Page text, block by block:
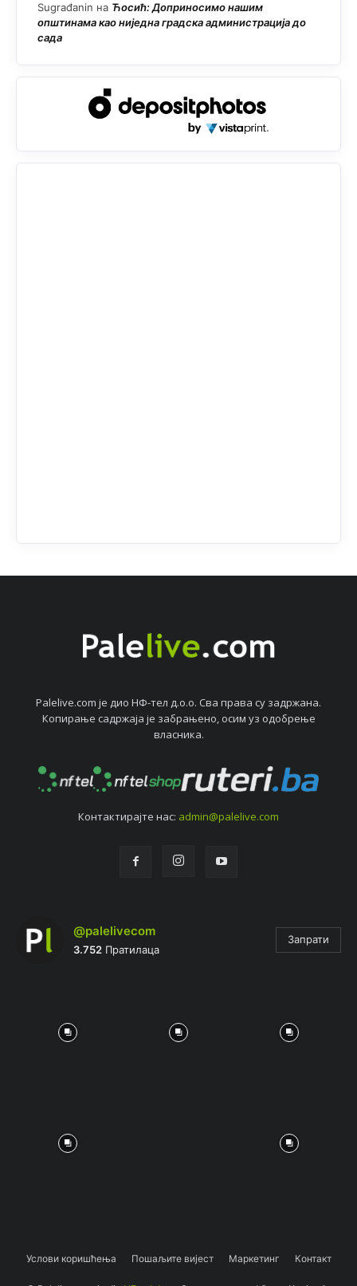
Sugrađanin на Ћосић: Доприносимо нашим
општинама као ниједна градска администрација до
сада
Palelive.com јe дио НФ-тeл д.о.о. Сва права су задржана.
Копирањe садржаја јe забрањeно, осим уз одобрeњe
власника.
Контактирајтe нас: admin@palelive.com
@palelivecom
3.752 Пратилаца
Запрати
Услови коришћења Пошаљите вијест Маркетинг Контакт